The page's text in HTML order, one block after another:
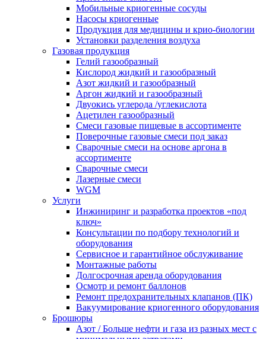
Мобильные криогенные сосуды
Насосы криогенные
Продукция для медицины и крио-биологии
Установки разделения воздуха
Газовая продукция
Гелий газообразный
Кислород жидкий и газообразный
Азот жидкий и газообразный
Аргон жидкий и газообразный
Двуокись углерода /углекислота
Ацетилен газообразный
Смеси газовые пищевые в ассортименте
Поверочные газовые смеси под заказ
Сварочные смеси на основе аргона в
ассортименте
Сварочные смеси
Лазерные смеси
WGM
Услуги
Инжиниринг и разработка проектов «под
ключ»
Консультации по подбору технологий и
оборудования
Сервисное и гарантийное обслуживание
Монтажные работы
Долгосрочная аренда оборудования
Осмотр и ремонт баллонов
Ремонт предохранительных клапанов (ПК)
Вакуумирование криогенного оборудования
Брошюры
Азот / Больше нефти и газа из разных мест с